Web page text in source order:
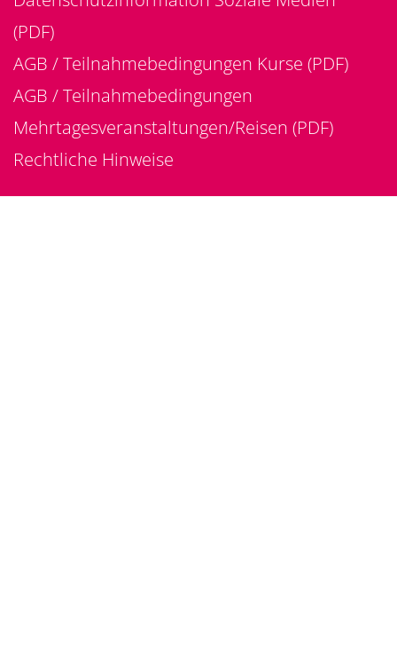
(PDF)
AGB / Teilnahmebedingungen Kurse (PDF)
AGB / Teilnahmebedingungen
Mehrtagesveranstaltungen/Reisen (PDF)
Rechtliche Hinweise